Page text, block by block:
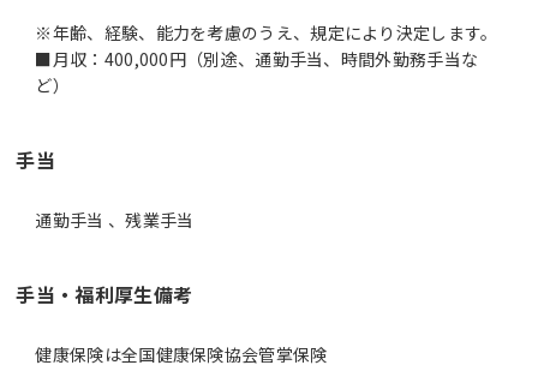
※年齢、経験、能力を考慮のうえ、規定により決定します。
■月収：400,000円（別途、通勤手当、時間外勤務手当な
ど）
手当
通勤手当 、残業手当
手当・福利厚生備考
健康保険は全国健康保険協会管掌保険